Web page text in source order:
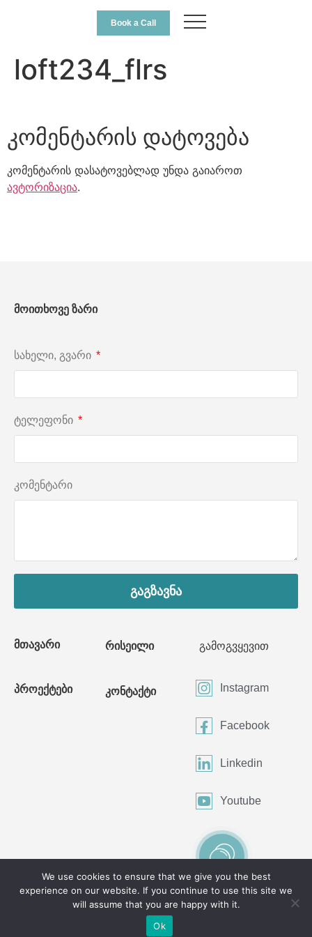
Book a Call
loft234_flrs
კომენტარის დატოვება
კომენტარის დასატოვებლად უნდა გაიაროთ
ავტორიზაცია.
©2024 All Rights Reserved
მთავარი
პროექტები
რისეილი
კონტაქტი
გამოგვყევით
Instagram
Facebook
Linkedin
Youtube
მოითხოვე ზარი
სახელი, გვარი
ტელეფონი
კომენტარი
გაგზავნა
We use cookies to ensure that we give you the best
experience on our website. If you continue to use this site we
will assume that you are happy with it.
Ok